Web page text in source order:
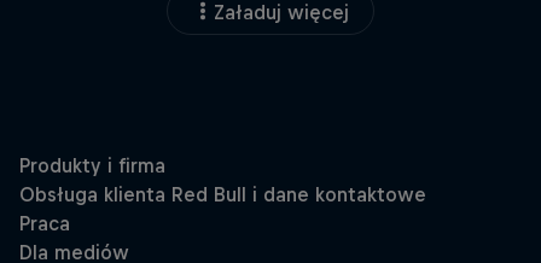
Załaduj więcej